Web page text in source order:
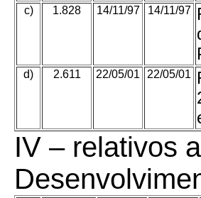
c) 1.828 14/11/97 14/11/97
d) 2.611 22/05/01 22/05/01
IV – relativos